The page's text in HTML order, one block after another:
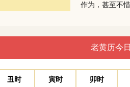
作为，甚至不
老黄历今
丑时 寅时 卯时